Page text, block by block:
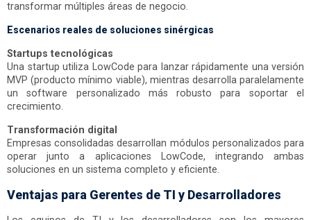
transformar múltiples áreas de negocio.
Escenarios reales de soluciones sinérgicas
Startups tecnológicas
Una startup utiliza LowCode para lanzar rápidamente una versión
MVP (producto mínimo viable), mientras desarrolla paralelamente
un software personalizado más robusto para soportar el
crecimiento.
Transformación digital
Empresas consolidadas desarrollan módulos personalizados para
operar junto a aplicaciones LowCode, integrando ambas
soluciones en un sistema completo y eficiente.
Ventajas para Gerentes de TI y Desarrolladores